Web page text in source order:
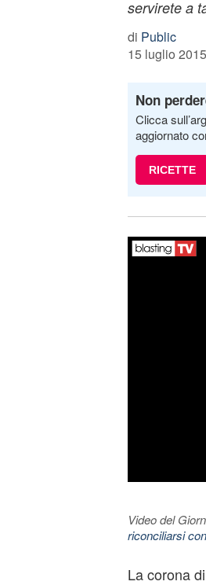
servirete a
di Public
15 luglio
Non
Clicca
aggiornato
RICETTE
Video del
riconciliarsi
La corona